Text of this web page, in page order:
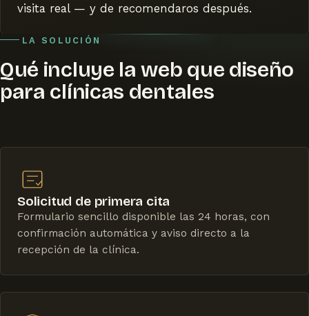
visita real — y de recomendaros después.
LA SOLUCIÓN
Qué incluye la web que diseño
para clínicas dentales
Solicitud de primera cita
Formulario sencillo disponible las 24 horas, con
confirmación automática y aviso directo a la
recepción de la clínica.